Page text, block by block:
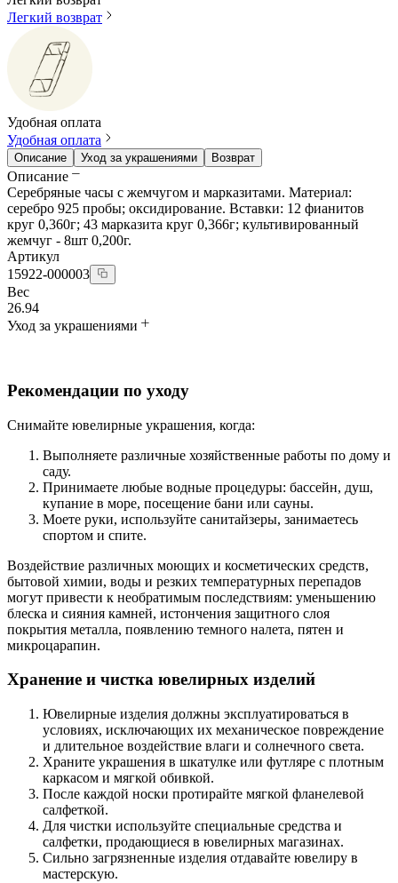
Легкий возврат
Удобная оплата
Удобная оплата
Описание Уход за украшениями Возврат
Описание
Серебряные часы с жемчугом и марказитами. Материал:
серебро 925 пробы; оксидирование. Вставки: 12 фианитов
круг 0,360г; 43 марказита круг 0,366г; культивированный
жемчуг - 8шт 0,200г.
Артикул
15922-000003
Вес
26.94
Уход за украшениями
Рекомендации по уходу
Снимайте ювелирные украшения, когда:
Выполняете различные хозяйственные работы по дому и
саду.
Принимаете любые водные процедуры: бассейн, душ,
купание в море, посещение бани или сауны.
Моете руки, используйте санитайзеры, занимаетесь
спортом и спите.
Воздействие различных моющих и косметических средств,
бытовой химии, воды и резких температурных перепадов
могут привести к необратимым последствиям: уменьшению
блеска и сияния камней, истончения защитного слоя
покрытия металла, появлению темного налета, пятен и
микроцарапин.
Хранение и чистка ювелирных изделий
Ювелирные изделия должны эксплуатироваться в
условиях, исключающих их механическое повреждение
и длительное воздействие влаги и солнечного света.
Храните украшения в шкатулке или футляре с плотным
каркасом и мягкой обивкой.
После каждой носки протирайте мягкой фланелевой
салфеткой.
Для чистки используйте специальные средства и
салфетки, продающиеся в ювелирных магазинах.
Сильно загрязненные изделия отдавайте ювелиру в
мастерскую.